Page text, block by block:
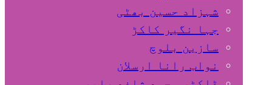
شہزاد حسین بھٹی
جہا نگیر کاکڑ
سازین بلوچ
نواب رانا ارسلان